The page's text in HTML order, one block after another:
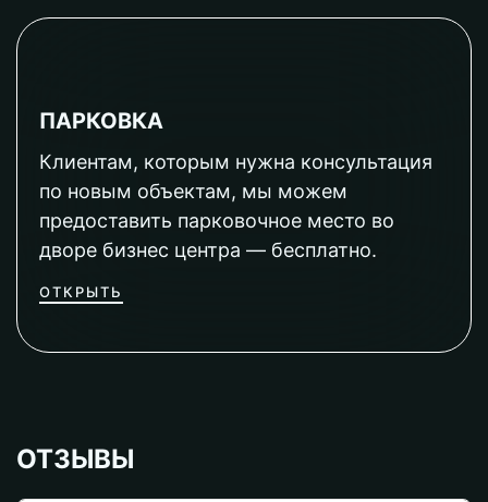
ПАРКОВКА
Клиентам, которым нужна консультация
по новым объектам, мы можем
предоставить парковочное место во
дворе бизнес центра — бесплатно.
ОТКРЫТЬ
ОТЗЫВЫ